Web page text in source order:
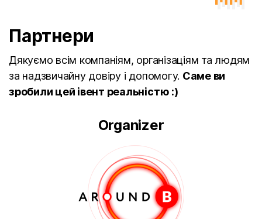
Партнери
Дякуємо всім компаніям, організаціям та людям
за надзвичайну довіру і допомогу. Саме ви
зробили цей івент реальністю :)
Organizer